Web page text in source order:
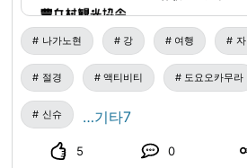
다이라 캠프장)에 대해】 도요오카무
에서 차로 약 40분 정도. 인적에서 벗
시냇물 소리를 즐기면서 느긋한 시간
캠프장까지는 자가용으로 이동해 주시기 바
아 만들기 체험에 대해】 전일본 파에
가자 여러분께 파에리아 만들기를 체
을 희망하시는 경우에는 상담해 주십시오. ■ 집합 장
사단법인 도요오카무라 관광협회(豊
타비지칸(とよおか旅時間)) ＝ 내비게이션 이용 안내 ＝ 《도
요오카 타비지칸(とよおか旅時間)》
군 도요오카무라 간이나 12407(長野
１２４０７) TEL 0265-49-3395 ※ 상
는 경우에는 【도요오카무라 중앙 보
り、飲食、お土
ど、豊丘村の旅
す。
나가노현 강 여행
절경 액티비티 도요오카무라
신슈 …기타7
5 0